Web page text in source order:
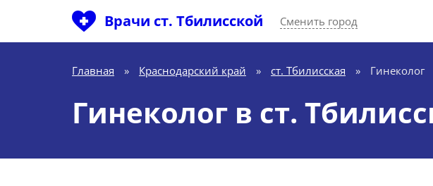
Врачи ст. Тбилисской Сменить город
Главная » Краснодарский край » ст. Тбилисская » Гинеколог
Гинеколог в ст.